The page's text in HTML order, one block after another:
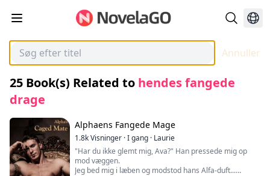
Annuller
25 Book(s) Related to hendes fangede
drage
Alphaens Fangede Mage
1.8kVisninger ·I gang · Laurie
"Har du ikke glemt mig, Ava?" Han pressede mig op
mod væggen.
Jeg bed mig i læben og modstod hans Alfa-duft...